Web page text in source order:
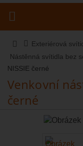
Toggle navigation
Exteriérová
Nástěnná svítidla bez
NISSIE černé
Venkovní
černé